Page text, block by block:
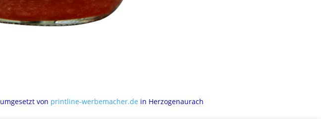
umgesetzt von printline-werbemacher.de in Herzogenaurach